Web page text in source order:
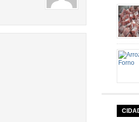
Comida
02
100gr
café
[…]
quando
Tempo
http://
grande
sem